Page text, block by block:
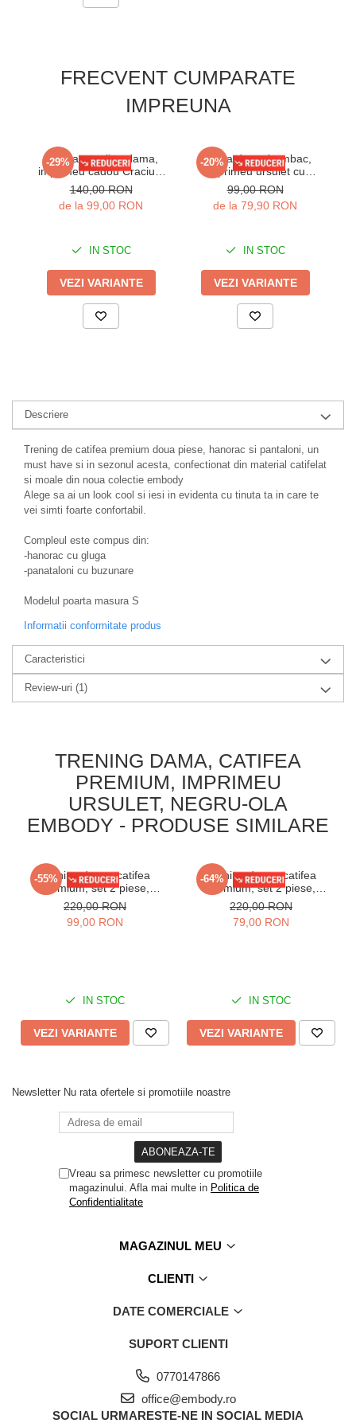
FRECVENT CUMPARATE
IMPREUNA
-29%
Pijama cocolino dama,
imprimeu cadou Craciun,
rosu 311
140,00 RON
de la 99,00 RON
IN STOC
VEZI VARIANTE
-20%
Pijama dama bumbac,
imprimeu ursulet cu
inimioare, bej 104
99,00 RON
de la 79,90 RON
IN STOC
VEZI VARIANTE
Descriere
Trening de catifea premium doua piese, hanorac si pantaloni, un
must have si in sezonul acesta, confectionat din material catifelat
si moale din noua colectie embody
Alege sa ai un look cool si iesi in evidenta cu tinuta ta in care te
vei simti foarte confortabil.
Compleul este compus din:
-hanorac cu gluga
-panataloni cu buzunare
Modelul poarta masura S
Informatii conformitate produs
Caracteristici
Review-uri (1)
TRENING DAMA, CATIFEA
PREMIUM, IMPRIMEU
URSULET, NEGRU-OLA
EMBODY - PRODUSE SIMILARE
-55%
Trening dama, catifea
premium, set 2 piese,
buzunare laterale si gluga,
Kaki
220,00 RON
99,00 RON
IN STOC
VEZI VARIANTE
-64%
Trening dama, catifea
premium, set 2 piese,
buzunare laterale si gluga,
Negru
220,00 RON
79,00 RON
IN STOC
VEZI VARIANTE
Newsletter Nu rata ofertele si promotiile noastre
Vreau sa primesc newsletter cu promotiile
magazinului. Afla mai multe in Politica de
Confidentialitate
MAGAZINUL MEU
CLIENTI
DATE COMERCIALE
SUPORT CLIENTI
0770147866
office@embody.ro
SOCIAL URMARESTE-NE IN SOCIAL MEDIA